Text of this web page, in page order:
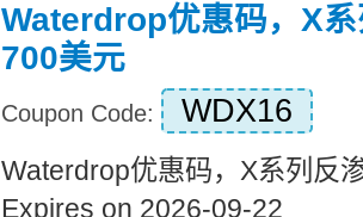
Waterdrop优惠码，X
700美元
Coupon Code: WDX16
Waterdrop优惠码，X系列反
Expires on 2026-09-22